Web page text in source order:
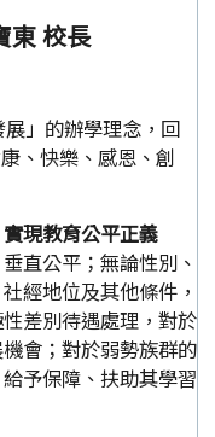
東 校長
」的辦學理念，回
、快樂、感恩、創
現教育公平正義
直公平；無論性別、
經地位及其他條件，
差別待遇處理，對於
會；對於弱勢族群的
予保障、扶助其學習